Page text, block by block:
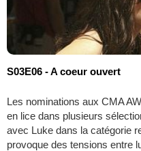
S03E06 - A coeur ouvert
Les nominations aux CMA
en lice dans plusieurs
avec Luke dans la catégorie
provoque des tensions entre